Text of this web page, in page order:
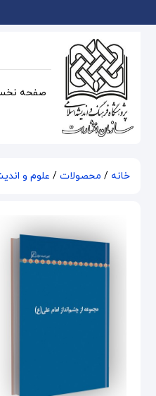
صفحه
خانه / محصولات / علوم و